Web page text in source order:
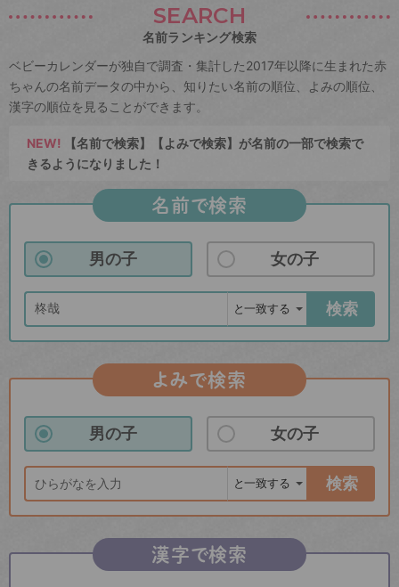
SEARCH
名前ランキング検索
ベビーカレンダーが独自で調査・集計した2017年以降に生まれた赤
ちゃんの名前データの中から、知りたい名前の順位、よみの順位、
漢字の順位を見ることができます。
NEW! 【名前で検索】【よみで検索】が名前の一部で検索で
きるようになりました！
名前で検索
男の子 女の子
検索
よみで検索
男の子 女の子
検索
漢字で検索